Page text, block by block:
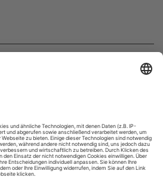
dem Zauberbuch der Zufälle. Die
blauen Händen in der Telefonzelle
der Choreograf passt sie ab: «Mit
Und zwar sofort!» So zielstrebig